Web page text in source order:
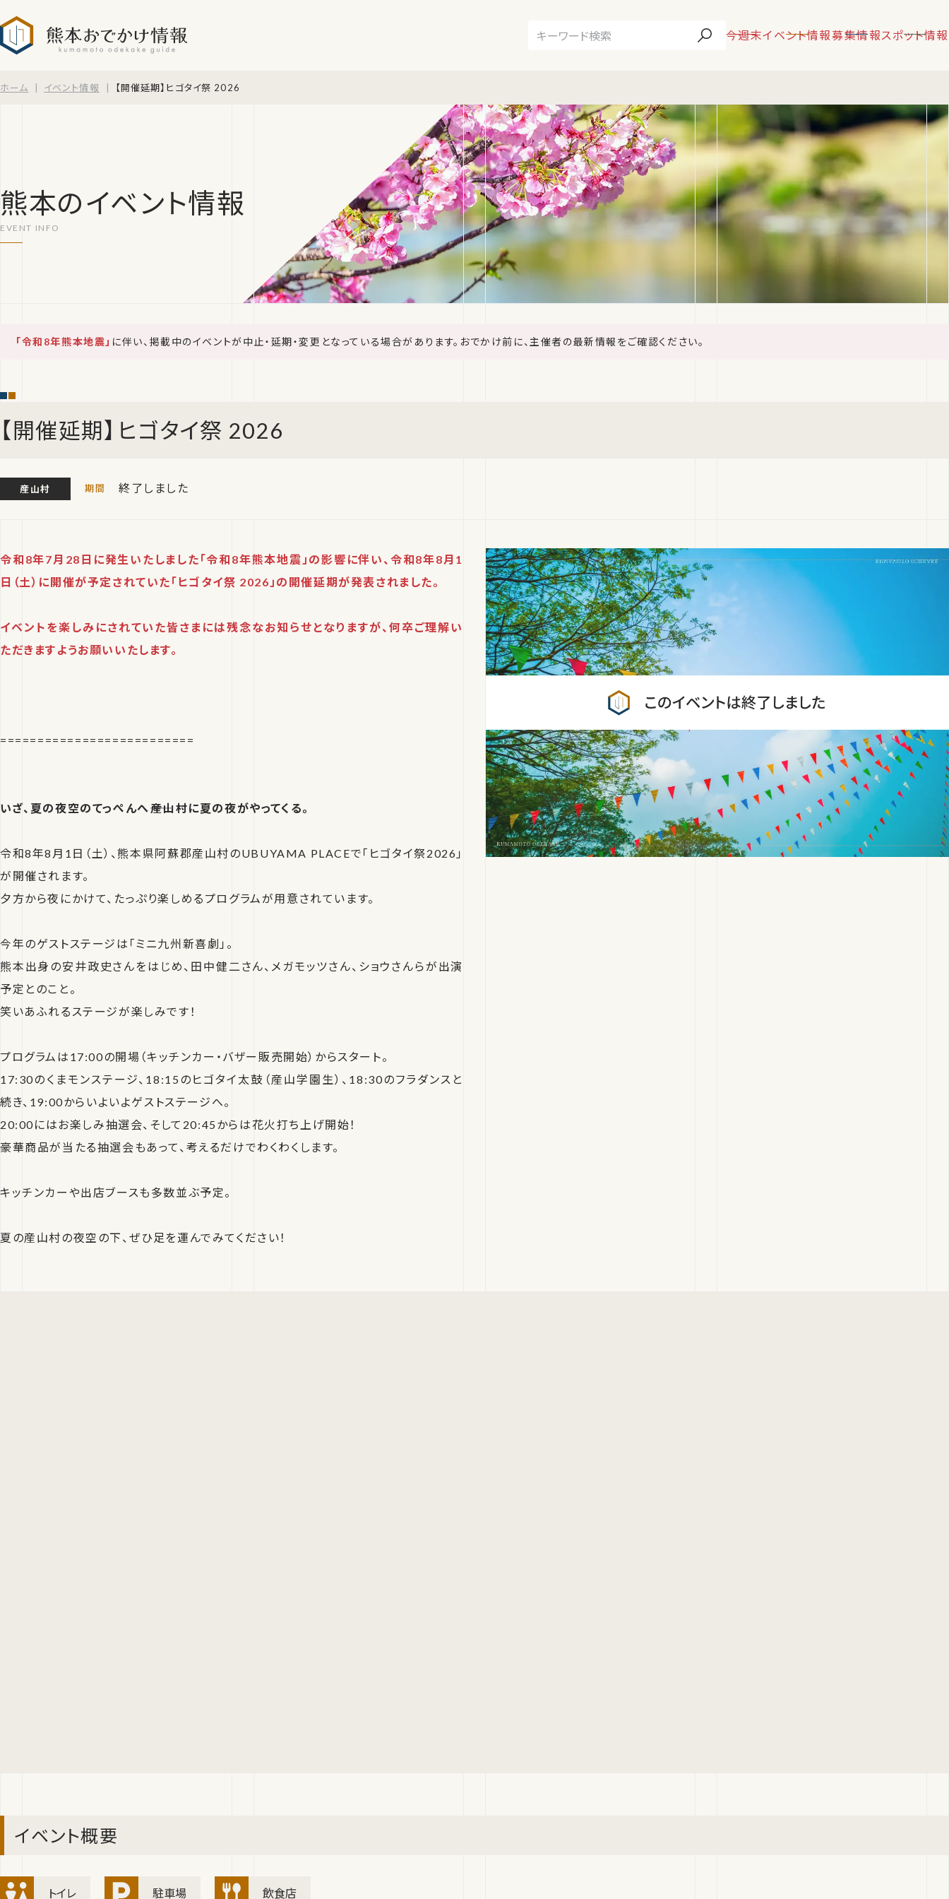
今週末イベント情報募集情報スポット情報
ホーム イベント情報 【開催延期】ヒゴタイ祭 2026
熊本のイベント情報
「令和8年熊本地震」 に伴い、掲載中のイベントが中止・延期・変更となっている場合があります。おでかけ前に、主催者の最新情報をご確認ください。
【開催延期】ヒゴタイ祭 2026
産山村 終了しました
令和8年7月28日に発生いたしました「令和8年熊本地震」の影響に伴い、令和8年8月1
日（土）に開催が予定されていた「ヒゴタイ祭 2026」の開催延期が発表されました。
イベントを楽しみにされていた皆さまには残念なお知らせとなりますが、何卒ご理解い
ただきますようお願いいたします。
==========================
いざ、夏の夜空のてっぺんへ――産山村に夏の夜がやってくる。
令和8年8月1日（土）、熊本県阿蘇郡産山村のUBUYAMA PLACEで「ヒゴタイ祭2026」
が開催されます。
夕方から夜にかけて、たっぷり楽しめるプログラムが用意されています。
今年のゲストステージは「ミニ九州新喜劇」。
熊本出身の安井政史さんをはじめ、田中健二さん、メガモッツさん、ショウさんらが出演
予定とのこと。
笑いあふれるステージが楽しみです！
プログラムは17:00の開場（キッチンカー・バザー販売開始）からスタート。
17:30のくまモンステージ、18:15のヒゴタイ太鼓（産山学園生）、18:30のフラダンスと
続き、19:00からいよいよゲストステージへ。
20:00にはお楽しみ抽選会、そして20:45からは花火打ち上げ開始！
豪華商品が当たる抽選会もあって、考えるだけでわくわくします。
キッチンカーや出店ブースも多数並ぶ予定。
夏の産山村の夜空の下、ぜひ足を運んでみてください！
イベント概要
トイレ 駐車場 飲食店